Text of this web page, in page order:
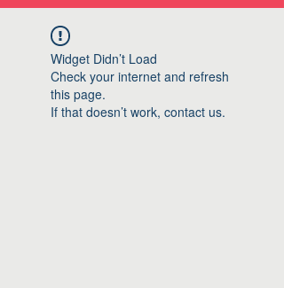
Widget Didn’t Load
Check your internet and refresh
this page.
If that doesn’t work, contact us.